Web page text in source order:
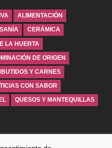
ALIMENTACIÓN
CERÁMICA
LA HUERTA
DE ORIGEN
Y CARNES
CON SABOR
QUESOS Y MANTEQUILLAS